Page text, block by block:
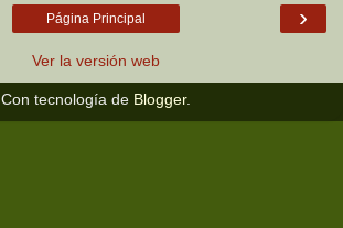
›
Página Principal
Ver la versión web
Con tecnología de Blogger.